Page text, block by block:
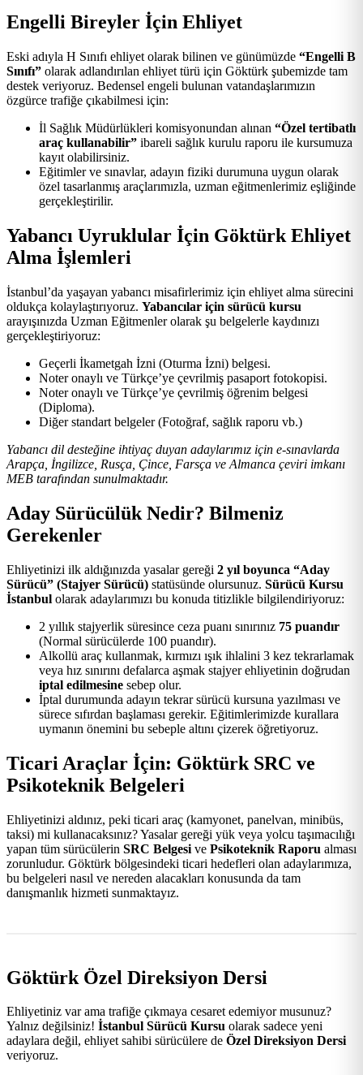
Engelli Bireyler İçin Ehliyet
Eski adıyla H Sınıfı ehliyet olarak bilinen ve günümüzde “Engelli B
Sınıfı” olarak adlandırılan ehliyet türü için Göktürk şubemizde tam
destek veriyoruz. Bedensel engeli bulunan vatandaşlarımızın
özgürce trafiğe çıkabilmesi için:
İl Sağlık Müdürlükleri komisyonundan alınan “Özel tertibatlı
araç kullanabilir” ibareli sağlık kurulu raporu ile kursumuza
kayıt olabilirsiniz.
Eğitimler ve sınavlar, adayın fiziki durumuna uygun olarak
özel tasarlanmış araçlarımızla, uzman eğitmenlerimiz eşliğinde
gerçekleştirilir.
Yabancı Uyruklular İçin Göktürk Ehliyet
Alma İşlemleri
İstanbul’da yaşayan yabancı misafirlerimiz için ehliyet alma sürecini
oldukça kolaylaştırıyoruz. Yabancılar için sürücü kursu
arayışınızda Uzman Eğitmenler olarak şu belgelerle kaydınızı
gerçekleştiriyoruz:
Geçerli İkametgah İzni (Oturma İzni) belgesi.
Noter onaylı ve Türkçe’ye çevrilmiş pasaport fotokopisi.
Noter onaylı ve Türkçe’ye çevrilmiş öğrenim belgesi
(Diploma).
Diğer standart belgeler (Fotoğraf, sağlık raporu vb.)
Yabancı dil desteğine ihtiyaç duyan adaylarımız için e-sınavlarda
Arapça, İngilizce, Rusça, Çince, Farsça ve Almanca çeviri imkanı
MEB tarafından sunulmaktadır.
Aday Sürücülük Nedir? Bilmeniz
Gerekenler
Ehliyetinizi ilk aldığınızda yasalar gereği 2 yıl boyunca “Aday
Sürücü” (Stajyer Sürücü) statüsünde olursunuz. Sürücü Kursu
İstanbul olarak adaylarımızı bu konuda titizlikle bilgilendiriyoruz:
2 yıllık stajyerlik süresince ceza puanı sınırınız 75 puandır
(Normal sürücülerde 100 puandır).
Alkollü araç kullanmak, kırmızı ışık ihlalini 3 kez tekrarlamak
veya hız sınırını defalarca aşmak stajyer ehliyetinin doğrudan
iptal edilmesine sebep olur.
İptal durumunda adayın tekrar sürücü kursuna yazılması ve
sürece sıfırdan başlaması gerekir. Eğitimlerimizde kurallara
uymanın önemini bu sebeple altını çizerek öğretiyoruz.
Ticari Araçlar İçin: Göktürk SRC ve
Psikoteknik Belgeleri
Ehliyetinizi aldınız, peki ticari araç (kamyonet, panelvan, minibüs,
taksi) mi kullanacaksınız? Yasalar gereği yük veya yolcu taşımacılığı
yapan tüm sürücülerin SRC Belgesi ve Psikoteknik Raporu alması
zorunludur. Göktürk bölgesindeki ticari hedefleri olan adaylarımıza,
bu belgeleri nasıl ve nereden alacakları konusunda da tam
danışmanlık hizmeti sunmaktayız.
Göktürk Özel Direksiyon Dersi
Ehliyetiniz var ama trafiğe çıkmaya cesaret edemiyor musunuz?
Yalnız değilsiniz! İstanbul Sürücü Kursu olarak sadece yeni
adaylara değil, ehliyet sahibi sürücülere de Özel Direksiyon Dersi
veriyoruz.